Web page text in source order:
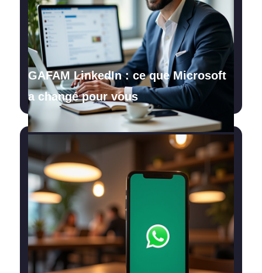
GAFAM LinkedIn : ce que Microsoft
a changé pour vous